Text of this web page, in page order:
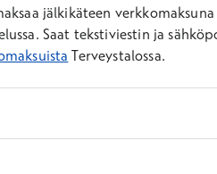
jälkikäteen verkkomaksuna
Saat tekstiviestin ja
Terveystalossa.